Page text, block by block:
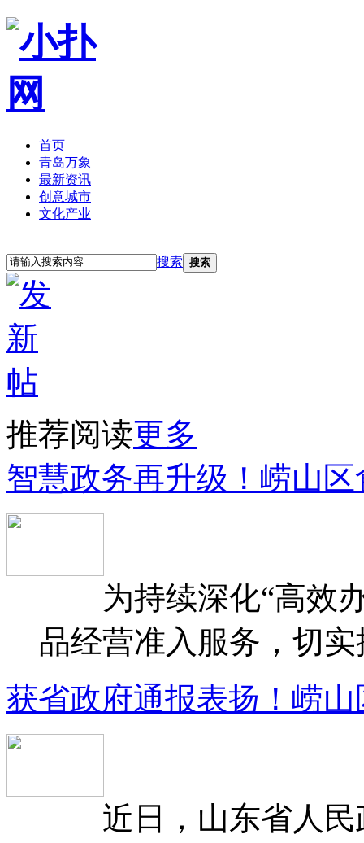
首页
青岛万象
最新资讯
创意城市
文化产业
搜索 搜索
推荐阅读更多
智慧政务再升级！崂山
为持续深化“高效办
品经营准入服务，切
获省政府通报表扬！崂
近日，山东省人民